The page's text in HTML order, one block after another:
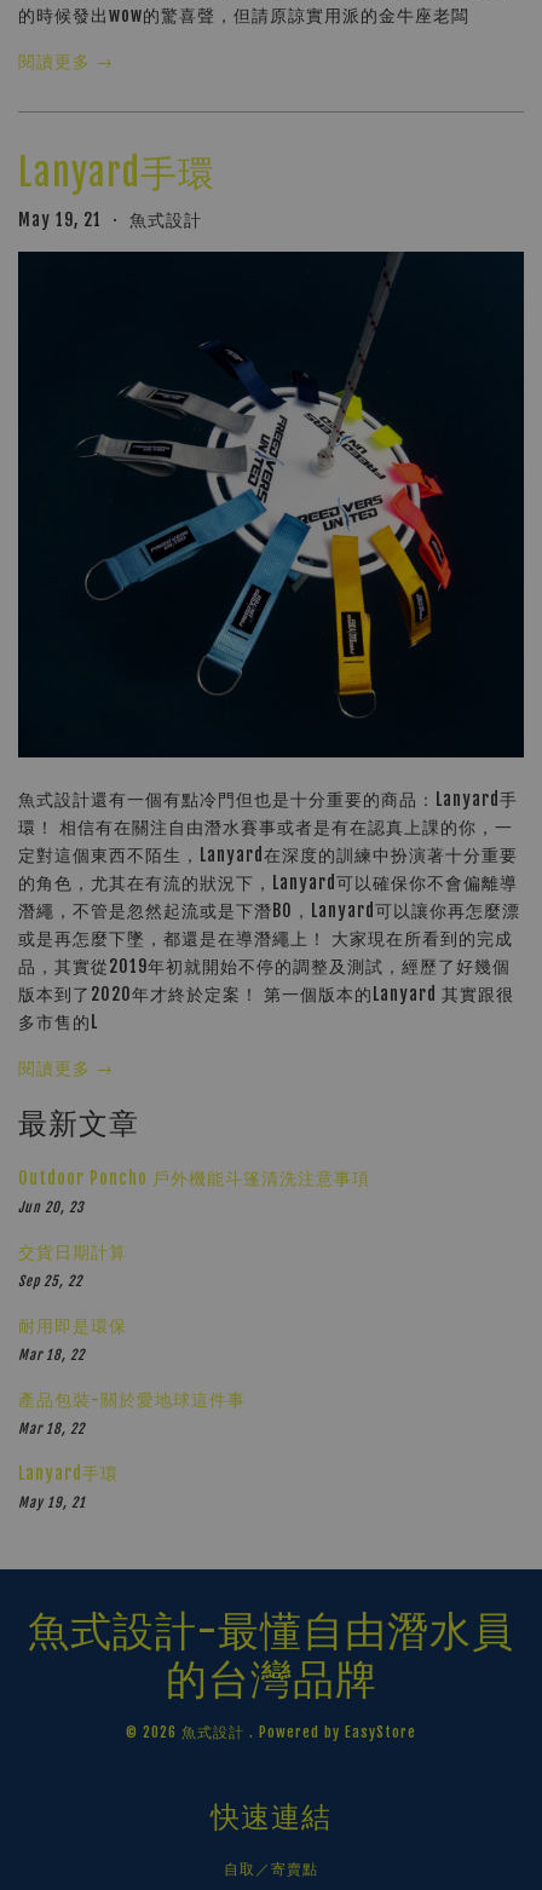
的時候發出wow的驚喜聲，但請原諒實用派的金牛座老闆
閱讀更多 →
Lanyard手環
May 19, 21 • 魚式設計
魚式設計還有一個有點冷門但也是十分重要的商品：Lanyard手
環！ 相信有在關注自由潛水賽事或者是有在認真上課的你，一
定對這個東西不陌生，Lanyard在深度的訓練中扮演著十分重要
的角色，尤其在有流的狀況下，Lanyard可以確保你不會偏離導
潛繩，不管是忽然起流或是下潛BO，Lanyard可以讓你再怎麼漂
或是再怎麼下墜，都還是在導潛繩上！ 大家現在所看到的完成
品，其實從2019年初就開始不停的調整及測試，經歷了好幾個
版本到了2020年才終於定案！ 第一個版本的Lanyard 其實跟很
多市售的L
閱讀更多 →
最新文章
Outdoor Poncho 戶外機能斗篷清洗注意事項
Jun 20, 23
交貨日期計算
Sep 25, 22
耐用即是環保
Mar 18, 22
產品包裝-關於愛地球這件事
Mar 18, 22
Lanyard手環
May 19, 21
魚式設計-最懂自由潛水員
的台灣品牌
© 2026 魚式設計 . Powered by EasyStore
快速連結
自取／寄賣點